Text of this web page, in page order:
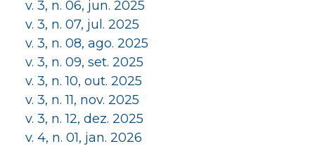
v. 3, n. 06, jun. 2025
v. 3, n. 07, jul. 2025
v. 3, n. 08, ago. 2025
v. 3, n. 09, set. 2025
v. 3, n. 10, out. 2025
v. 3, n. 11, nov. 2025
v. 3, n. 12, dez. 2025
v. 4, n. 01, jan. 2026